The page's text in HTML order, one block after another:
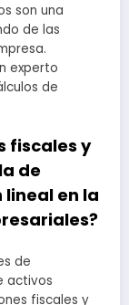
son una
de las
experto
de
fiscales y
de
en la
de
activos
fiscales y